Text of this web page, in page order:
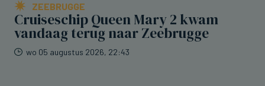
ZEEBRUGGE
Cruiseschip Queen Mary 2 kwam
vandaag terug naar Zeebrugge
wo 05 augustus 2026, 22:43